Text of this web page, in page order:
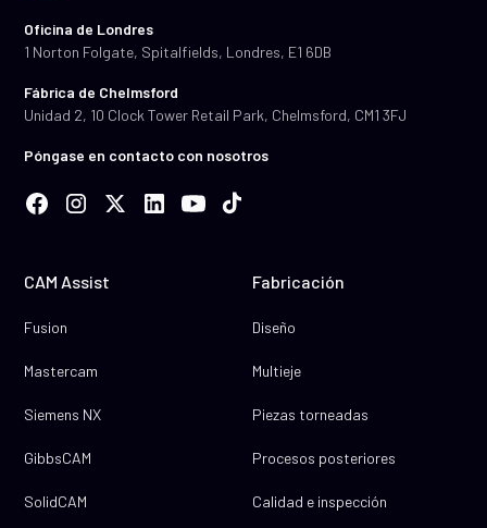
Oficina de Londres
1 Norton Folgate, Spitalfields, Londres, E1 6DB
Fábrica de Chelmsford
Unidad 2, 10 Clock Tower Retail Park, Chelmsford, CM1 3FJ
Póngase en contacto con nosotros
CAM Assist
Fusion
Mastercam
Siemens NX
GibbsCAM
SolidCAM
Fabricación
Diseño
Multieje
Piezas torneadas
Procesos posteriores
Calidad e inspección